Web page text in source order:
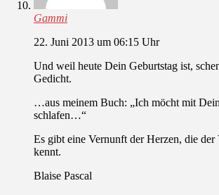
Gammi
22. Juni 2013 um 06:15 Uhr
Und weil heute Dein Geburtstag ist,
Gedicht.
…aus meinem Buch: „Ich möcht mit
schlafen…“
Es gibt eine Vernunft der Herzen, die der
kennt.
Blaise Pascal